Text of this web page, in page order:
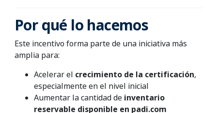
Por qué lo hacemos
Este incentivo forma parte de una iniciativa más
amplia para:
Acelerar el crecimiento de la certificación,
especialmente en el nivel inicial
Aumentar la cantidad de inventario
reservable disponible en padi.com